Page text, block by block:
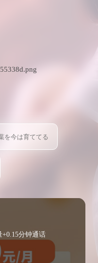
を今は育ててる
+0.15分钟通话